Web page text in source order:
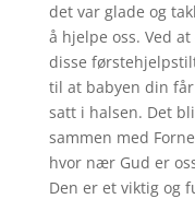
det var glade og
å hjelpe oss. Ved
disse
til at babyen din
satt i halsen. Det
sammen med
hvor nær Gud er
Den er et viktig og